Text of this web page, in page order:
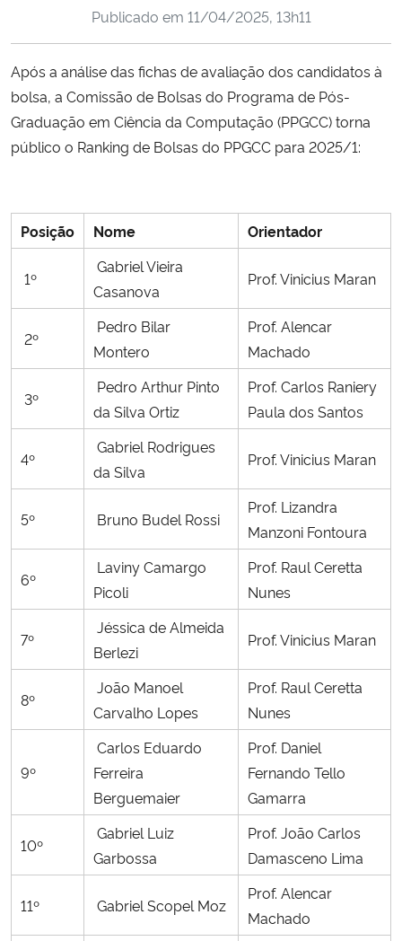
Ministério da Cidadania
Ministério da Ciência, Tecnologia, Inovações e Comunicações
Ministério do Turismo
Ministério do Desenvolvimento Regional
Controladoria-Geral da União
Ministério da Mulher, da Família e dos Direitos Humanos
Secretaria de Governo
Advocacia-Geral da União
Banco Central do Brasil
Publicado em 11/04/2025, 13h11
Após a análise das fichas de avaliação dos candidatos à
bolsa, a Comissão de Bolsas do Programa de Pós-
Graduação em Ciência da Computação (PPGCC) torna
público o Ranking de Bolsas do PPGCC para 2025/1:
Posição Nome Orientador
1º
Gabriel Vieira
Casanova
Prof. Vinicius Maran
2º
Pedro Bilar
Montero
Prof. Alencar
Machado
3º
Pedro Arthur Pinto
da Silva Ortiz
Prof. Carlos Raniery
Paula dos Santos
4º
Gabriel Rodrigues
da Silva
Prof. Vinicius Maran
5º Bruno Budel Rossi
Prof. Lizandra
Manzoni Fontoura
6º
Laviny Camargo
Picoli
Prof. Raul Ceretta
Nunes
7º
Jéssica de Almeida
Berlezi
Prof. Vinicius Maran
8º
João Manoel
Carvalho Lopes
Prof. Raul Ceretta
Nunes
9º
Carlos Eduardo
Ferreira
Berguemaier
Prof. Daniel
Fernando Tello
Gamarra
10º
Gabriel Luiz
Garbossa
Prof. João Carlos
Damasceno Lima
11º Gabriel Scopel Moz
Prof. Alencar
Machado